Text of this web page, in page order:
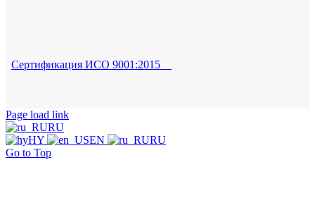
Сертификация ИСО 9001:2015
Page load link
RU
HY
EN
RU
Go to Top